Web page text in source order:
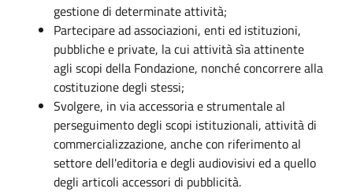
gestione di determinate attività;
Partecipare ad associazioni, enti ed istituzioni,
pubbliche e private, la cui attività sìa attinente
agli scopi della Fondazione, nonché concorrere alla
costituzione degli stessi;
Svolgere, in via accessoria e strumentale al
perseguimento degli scopi istituzionali, attività di
commercializzazione, anche con riferimento al
settore dell'editoria e degli audiovisivi ed a quello
degli articoli accessori di pubblicità.